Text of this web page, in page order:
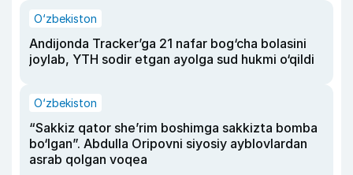
O‘zbekiston
Andijonda Tracker’ga 21 nafar bog‘cha bolasini
joylab, YTH sodir etgan ayolga sud hukmi o‘qildi
O‘zbekiston
“Sakkiz qator she’rim boshimga sakkizta bomba
bo‘lgan”. Abdulla Oripovni siyosiy ayblovlardan
asrab qolgan voqea